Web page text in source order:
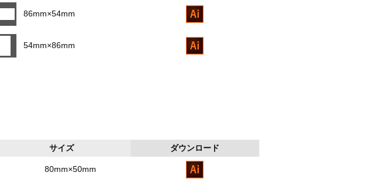
86mm×54mm
54mm×86mm
サイズ ダウンロード
80mm×50mm